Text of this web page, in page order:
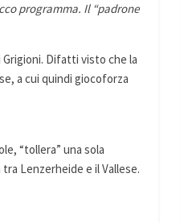
programma. Il “padrone
Difatti visto che la
a cui quindi giocoforza
“tollera” una sola
Lenzerheide e il Vallese.